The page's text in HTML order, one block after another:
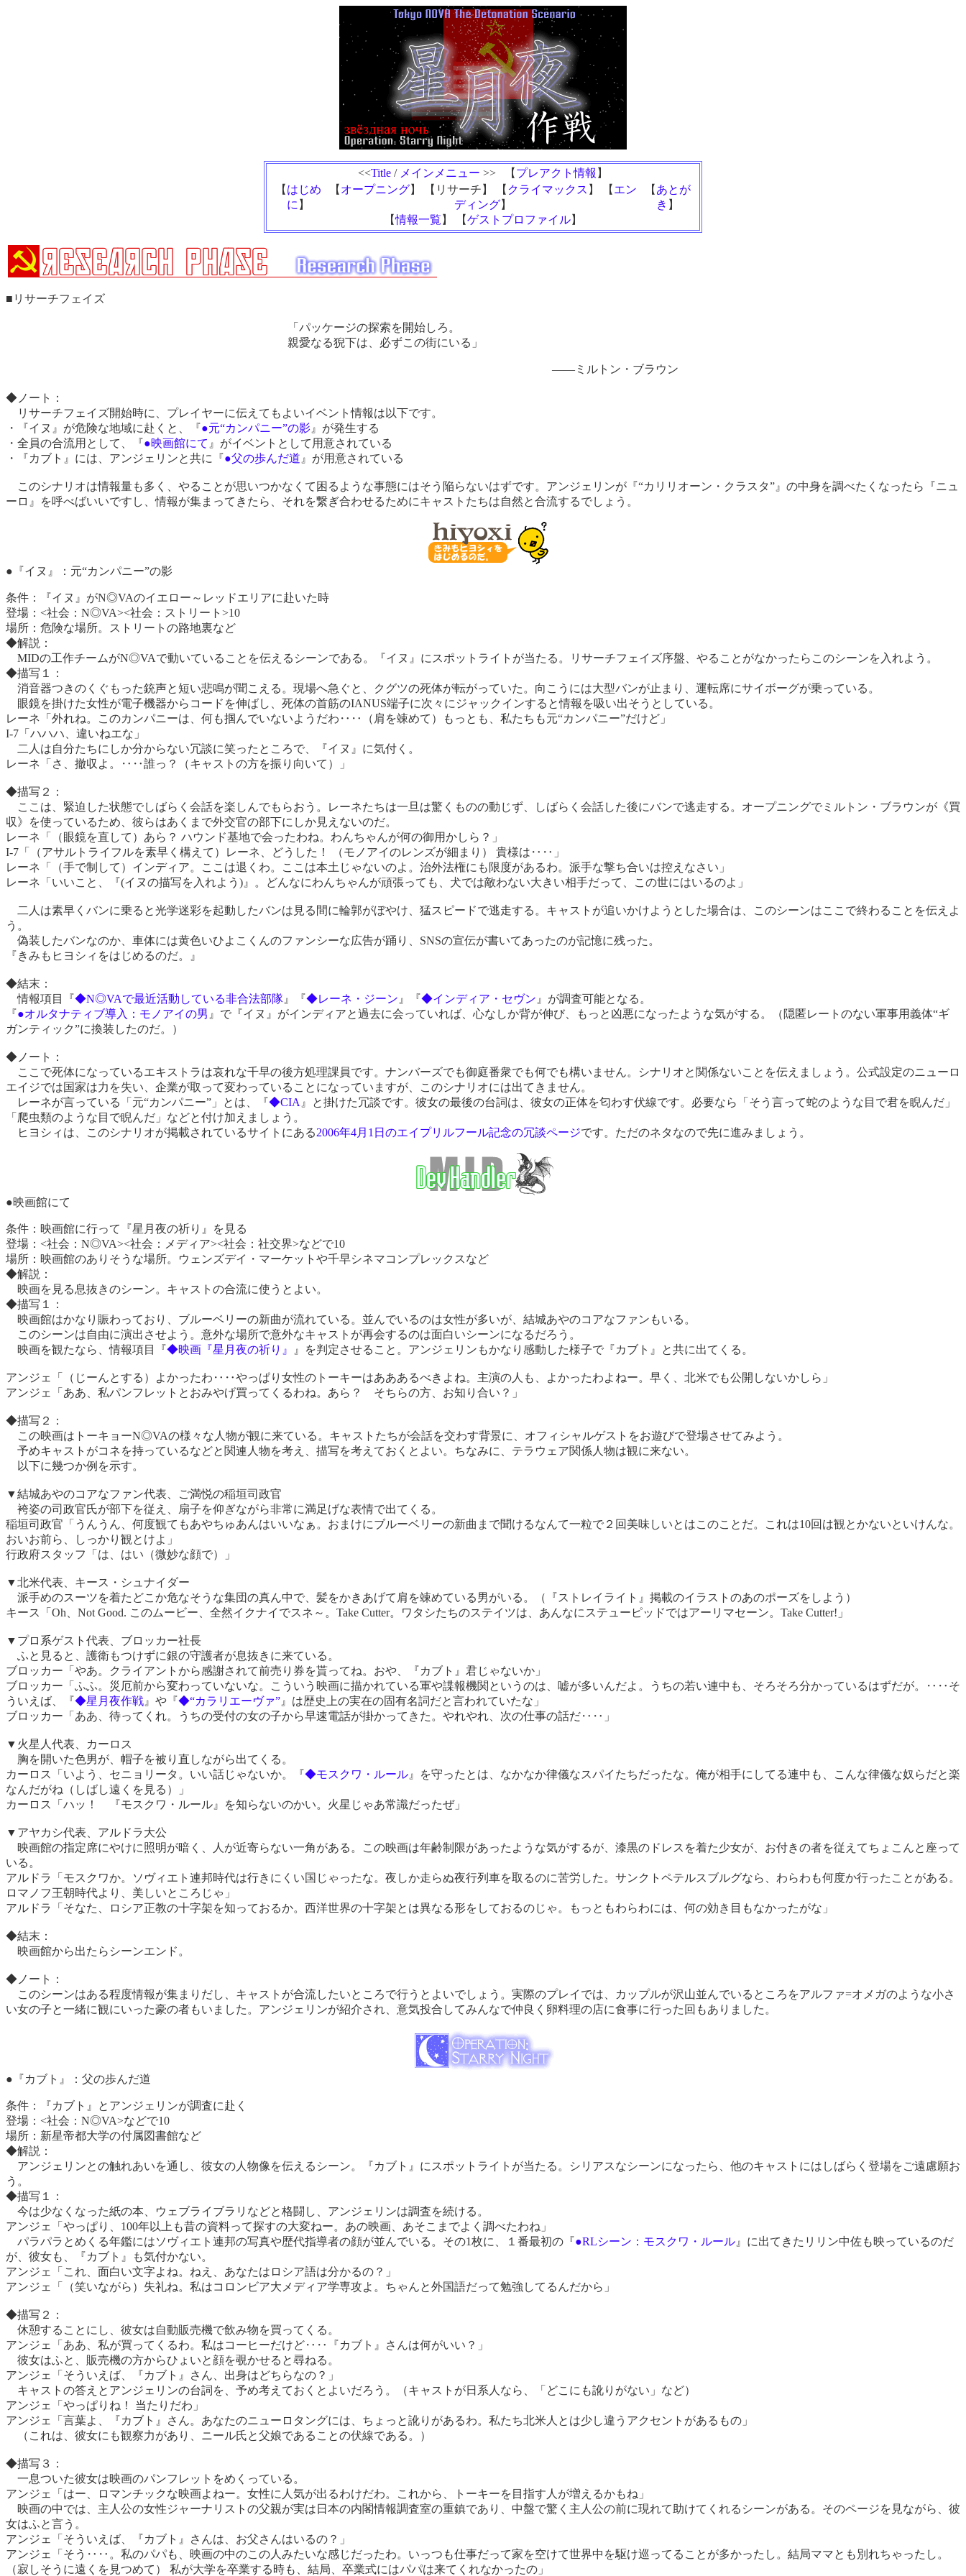
<<Title / メインメニュー >> 【 プレアクト情報 】
【 はじめ
に 】
【 オープニング】 【リサーチ】 【 クライマックス 】 【 エン
ディング】
【情報一覧 】 【ゲストプロファイル】
【 あとが
き 】
■リサーチフェイズ
「パッケージの探索を開始しろ。
親愛なる猊下は、必ずこの街にいる」
――ミルトン・ブラウン
◆ノート：
リサーチフェイズ開始時に、プレイヤーに伝えてもよいイベント情報は以下です。
・『イヌ』が危険な地域に赴くと、『●元“カンパニー”の影 』が発生する
・全員の合流用として、『●映画館にて 』がイベントとして用意されている
・『カブト』には、アンジェリンと共に『●父の歩んだ道 』が用意されている
このシナリオは情報量も多く、やることが思いつかなくて困るような事態にはそう陥らないはずです。アンジェリンが『“カリリオーン・クラスタ”』の中身を調べたくなったら『ニュ
ーロ』を呼べばいいですし、情報が集まってきたら、それを繋ぎ合わせるためにキャストたちは自然と合流するでしょう。
●『イヌ』：元“カンパニー”の影
条件：
『イヌ』がN◎VAのイエロー～レッドエリアに赴いた時
登場： <社会：N◎VA><社会：ストリート>10
場所： 危険な場所。ストリートの路地裏など
◆解説：
MIDの工作チームがN◎VAで動いていることを伝えるシーンである。『イヌ』にスポットライトが当たる。リサーチフェイズ序盤、やることがなかったらこのシーンを入れよう。
◆描写１：
消音器つきのくぐもった銃声と短い悲鳴が聞こえる。現場へ急ぐと、クグツの死体が転がっていた。向こうには大型バンが止まり、運転席にサイボーグが乗っている。
眼鏡を掛けた女性が電子機器からコードを伸ばし、死体の首筋のIANUS端子に次々にジャックインすると情報を吸い出そうとしている。
レーネ「外れね。このカンパニーは、何も掴んでいないようだわ‥‥（肩を竦めて）もっとも、私たちも元“カンパニー”だけど」
I-7「ハハハ、違いねエな」
二人は自分たちにしか分からない冗談に笑ったところで、『イヌ』に気付く。
レーネ「さ、撤収よ。‥‥誰っ？（キャストの方を振り向いて）」
◆描写２：
ここは、緊迫した状態でしばらく会話を楽しんでもらおう。レーネたちは一旦は驚くものの動じず、しばらく会話した後にバンで逃走する。オープニングでミルトン・ブラウンが《買
収》を使っているため、彼らはあくまで外交官の部下にしか見えないのだ。
レーネ「（眼鏡を直して）あら？ ハウンド基地で会ったわね。わんちゃんが何の御用かしら？」
I-7「（アサルトライフルを素早く構えて）レーネ、どうした！ （モノアイのレンズが細まり） 貴様は‥‥」
レーネ「（手で制して）インディア。ここは退くわ。ここは本土じゃないのよ。治外法権にも限度があるわ。派手な撃ち合いは控えなさい」
レーネ「いいこと、『(イヌの描写を入れよう)』。どんなにわんちゃんが頑張っても、犬では敵わない大きい相手だって、この世にはいるのよ」
二人は素早くバンに乗ると光学迷彩を起動したバンは見る間に輪郭がぼやけ、猛スピードで逃走する。キャストが追いかけようとした場合は、このシーンはここで終わることを伝えよ
う。
偽装したバンなのか、車体には黄色いひよこくんのファンシーな広告が踊り、SNSの宣伝が書いてあったのが記憶に残った。
『きみもヒヨシィをはじめるのだ。』
◆結末：
情報項目『◆N◎VAで最近活動している非合法部隊 』『◆レーネ・ジーン 』『◆インディア・セヴン 』が調査可能となる。
『●オルタナティブ導入：モノアイの男 』で『イヌ』がインディアと過去に会っていれば、心なしか背が伸び、もっと凶悪になったような気がする。（隠匿レートのない軍事用義体“ギ
ガンティック”に換装したのだ。）
◆ノート：
ここで死体になっているエキストラは哀れな千早の後方処理課員です。ナンバーズでも御庭番衆でも何でも構いません。シナリオと関係ないことを伝えましょう。公式設定のニューロ
エイジでは国家は力を失い、企業が取って変わっていることになっていますが、このシナリオには出てきません。
レーネが言っている「元“カンパニー”」とは、『◆CIA 』と掛けた冗談です。彼女の最後の台詞は、彼女の正体を匂わす伏線です。必要なら「そう言って蛇のような目で君を睨んだ」
「爬虫類のような目で睨んだ」などと付け加えましょう。
ヒヨシィは、このシナリオが掲載されているサイトにある2006年4月1日のエイプリルフール記念の冗談ページです。ただのネタなので先に進みましょう。
●映画館にて
条件： 映画館に行って『星月夜の祈り』を見る
登場： <社会：N◎VA><社会：メディア><社会：社交界>などで10
場所： 映画館のありそうな場所。ウェンズデイ・マーケットや千早シネマコンプレックスなど
◆解説：
映画を見る息抜きのシーン。キャストの合流に使うとよい。
◆描写１：
映画館はかなり賑わっており、ブルーベリーの新曲が流れている。並んでいるのは女性が多いが、結城あやのコアなファンもいる。
このシーンは自由に演出させよう。意外な場所で意外なキャストが再会するのは面白いシーンになるだろう。
映画を観たなら、情報項目『◆映画『星月夜の祈り』 』を判定させること。アンジェリンもかなり感動した様子で『カブト』と共に出てくる。
アンジェ「（じーんとする）よかったわ‥‥やっぱり女性のトーキーはあああるべきよね。主演の人も、よかったわよねー。早く、北米でも公開しないかしら」
アンジェ「ああ、私パンフレットとおみやげ買ってくるわね。あら？ そちらの方、お知り合い？」
◆描写２：
この映画はトーキョーN◎VAの様々な人物が観に来ている。キャストたちが会話を交わす背景に、オフィシャルゲストをお遊びで登場させてみよう。
予めキャストがコネを持っているなどと関連人物を考え、描写を考えておくとよい。ちなみに、テラウェア関係人物は観に来ない。
以下に幾つか例を示す。
▼結城あやのコアなファン代表、ご満悦の稲垣司政官
袴姿の司政官氏が部下を従え、扇子を仰ぎながら非常に満足げな表情で出てくる。
稲垣司政官「うんうん、何度観てもあやちゅあんはいいなぁ。おまけにブルーベリーの新曲まで聞けるなんて一粒で２回美味しいとはこのことだ。これは10回は観とかないといけんな。
おいお前ら、しっかり観とけよ」
行政府スタッフ「は、はい（微妙な顔で）」
▼北米代表、キース・シュナイダー
派手めのスーツを着たどこか危なそうな集団の真ん中で、髪をかきあげて肩を竦めている男がいる。（『ストレイライト』掲載のイラストのあのポーズをしよう）
キース「Oh、Not Good. このムービー、全然イクナイでスネ～。Take Cutter。ワタシたちのステイツは、あんなにステューピッドではアーリマセーン。Take Cutter!」
▼プロ系ゲスト代表、ブロッカー社長
ふと見ると、護衛もつけずに銀の守護者が息抜きに来ている。
ブロッカー「やあ。クライアントから感謝されて前売り券を貰ってね。おや、『カブト』君じゃないか」
ブロッカー「ふふ。災厄前から変わっていないな。こういう映画に描かれている軍や諜報機関というのは、嘘が多いんだよ。うちの若い連中も、そろそろ分かっているはずだが。‥‥そ
ういえば、『◆星月夜作戦 』や『◆“カラリエーヴァ” 』は歴史上の実在の固有名詞だと言われていたな」
ブロッカー「ああ、待ってくれ。うちの受付の女の子から早速電話が掛かってきた。やれやれ、次の仕事の話だ‥‥」
▼火星人代表、カーロス
胸を開いた色男が、帽子を被り直しながら出てくる。
カーロス「いよう、セニョリータ。いい話じゃないか。『◆モスクワ・ルール 』を守ったとは、なかなか律儀なスパイたちだったな。俺が相手にしてる連中も、こんな律儀な奴らだと楽
なんだがね（しばし遠くを見る）」
カーロス「ハッ！ 『モスクワ・ルール』を知らないのかい。火星じゃあ常識だったぜ」
▼アヤカシ代表、アルドラ大公
映画館の指定席にやけに照明が暗く、人が近寄らない一角がある。この映画は年齢制限があったような気がするが、漆黒のドレスを着た少女が、お付きの者を従えてちょこんと座って
いる。
アルドラ「モスクワか。ソヴィエト連邦時代は行きにくい国じゃったな。夜しか走らぬ夜行列車を取るのに苦労した。サンクトペテルスブルグなら、わらわも何度か行ったことがある。
ロマノフ王朝時代より、美しいところじゃ」
アルドラ「そなた、ロシア正教の十字架を知っておるか。西洋世界の十字架とは異なる形をしておるのじゃ。もっともわらわには、何の効き目もなかったがな」
◆結末：
映画館から出たらシーンエンド。
◆ノート：
このシーンはある程度情報が集まりだし、キャストが合流したいところで行うとよいでしょう。実際のプレイでは、カップルが沢山並んでいるところをアルファ=オメガのような小さ
い女の子と一緒に観にいった豪の者もいました。アンジェリンが紹介され、意気投合してみんなで仲良く卵料理の店に食事に行った回もありました。
●『カブト』：父の歩んだ道
条件：
『カブト』とアンジェリンが調査に赴く
登場： <社会：N◎VA>などで10
場所： 新星帝都大学の付属図書館など
◆解説：
アンジェリンとの触れあいを通し、彼女の人物像を伝えるシーン。『カブト』にスポットライトが当たる。シリアスなシーンになったら、他のキャストにはしばらく登場をご遠慮願お
う。
◆描写１：
今は少なくなった紙の本、ウェブライブラリなどと格闘し、アンジェリンは調査を続ける。
アンジェ「やっぱり、100年以上も昔の資料って探すの大変ねー。あの映画、あそこまでよく調べたわね」
パラパラとめくる年鑑にはソヴィエト連邦の写真や歴代指導者の顔が並んでいる。その1枚に、１番最初の『●RLシーン：モスクワ・ルール 』に出てきたリリン中佐も映っているのだ
が、彼女も、『カブト』も気付かない。
アンジェ「これ、面白い文字よね。ねえ、あなたはロシア語は分かるの？」
アンジェ「（笑いながら）失礼ね。私はコロンビア大メディア学専攻よ。ちゃんと外国語だって勉強してるんだから」
◆描写２：
休憩することにし、彼女は自動販売機で飲み物を買ってくる。
アンジェ「ああ、私が買ってくるわ。私はコーヒーだけど‥‥『カブト』さんは何がいい？」
彼女はふと、販売機の方からひょいと顔を覗かせると尋ねる。
アンジェ「そういえば、『カブト』さん、出身はどちらなの？」
キャストの答えとアンジェリンの台詞を、予め考えておくとよいだろう。（キャストが日系人なら、「どこにも訛りがない」など）
アンジェ「やっぱりね！ 当たりだわ」
アンジェ「言葉よ、『カブト』さん。あなたのニューロタングには、ちょっと訛りがあるわ。私たち北米人とは少し違うアクセントがあるもの」
（これは、彼女にも観察力があり、ニール氏と父娘であることの伏線である。）
◆描写３：
一息ついた彼女は映画のパンフレットをめくっている。
アンジェ「はー、ロマンチックな映画よねー。女性に人気が出るわけだわ。これから、トーキーを目指す人が増えるかもね」
映画の中では、主人公の女性ジャーナリストの父親が実は日本の内閣情報調査室の重鎮であり、中盤で驚く主人公の前に現れて助けてくれるシーンがある。そのページを見ながら、彼
女はふと言う。
アンジェ「そういえば、『カブト』さんは、お父さんはいるの？」
アンジェ「そう‥‥。私のパパも、映画の中のこの人みたいな感じだったわ。いっつも仕事だって家を空けて世界中を駆け巡ってることが多かったし。結局ママとも別れちゃったし。
（寂しそうに遠くを見つめて） 私が大学を卒業する時も、結局、卒業式にはパパは来てくれなかったの」